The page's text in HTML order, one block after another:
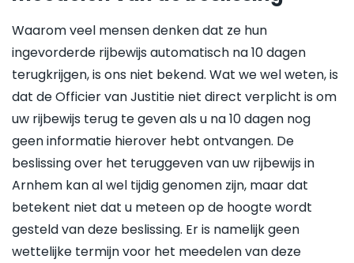
Waarom veel mensen denken dat ze hun
ingevorderde rijbewijs automatisch na 10 dagen
terugkrijgen, is ons niet bekend. Wat we wel weten, is
dat de Officier van Justitie niet direct verplicht is om
uw rijbewijs terug te geven als u na 10 dagen nog
geen informatie hierover hebt ontvangen. De
beslissing over het teruggeven van uw rijbewijs in
Arnhem kan al wel tijdig genomen zijn, maar dat
betekent niet dat u meteen op de hoogte wordt
gesteld van deze beslissing. Er is namelijk geen
wettelijke termijn voor het meedelen van deze